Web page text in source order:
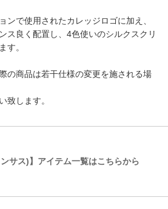
ンで使用されたカレッジロゴに加え、
ス良く配置し、4色使いのシルクスクリ
す。
の商品は若干仕様の変更を施される場
致します。
サス)】アイテム一覧はこちらから